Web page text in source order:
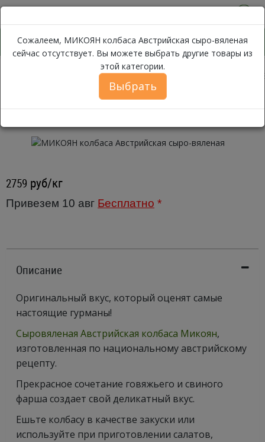
Колбаса Сыровяленая МИКОЯН
Сожалеем, МИКОЯН колбаса Австрийская сыро-вяленая
сейчас отсутствует. Вы можете выбрать другие товары из
этой категории.
Выбрать
МИКОЯН колбаса Австрийская
сыро-вяленая
2759 руб/кг
Привезем 10 авг Бесплатно *
Описание
Оригинальный вкус, который оценят самые
настоящие гурманы!
Сыровяленая Австрийская колбаса Микоян,
изготовленная по национальному австрийскому
рецепту.
Прекрасное сочетание говяжьего и свиного
фарша создает свой деликатный вкус.
Ешьте колбасу в качестве закуски или
используйте при приготовлении салатов,